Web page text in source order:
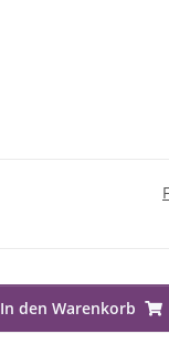
In den Warenkorb